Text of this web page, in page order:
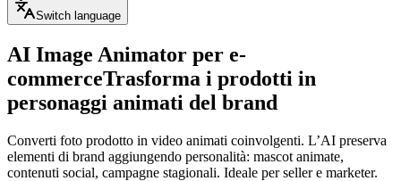
Switch language
AI Image Animator per e-
commerceTrasforma i prodotti in
personaggi animati del brand
Converti foto prodotto in video animati coinvolgenti. L’AI preserva
elementi di brand aggiungendo personalità: mascot animate,
contenuti social, campagne stagionali. Ideale per seller e marketer.